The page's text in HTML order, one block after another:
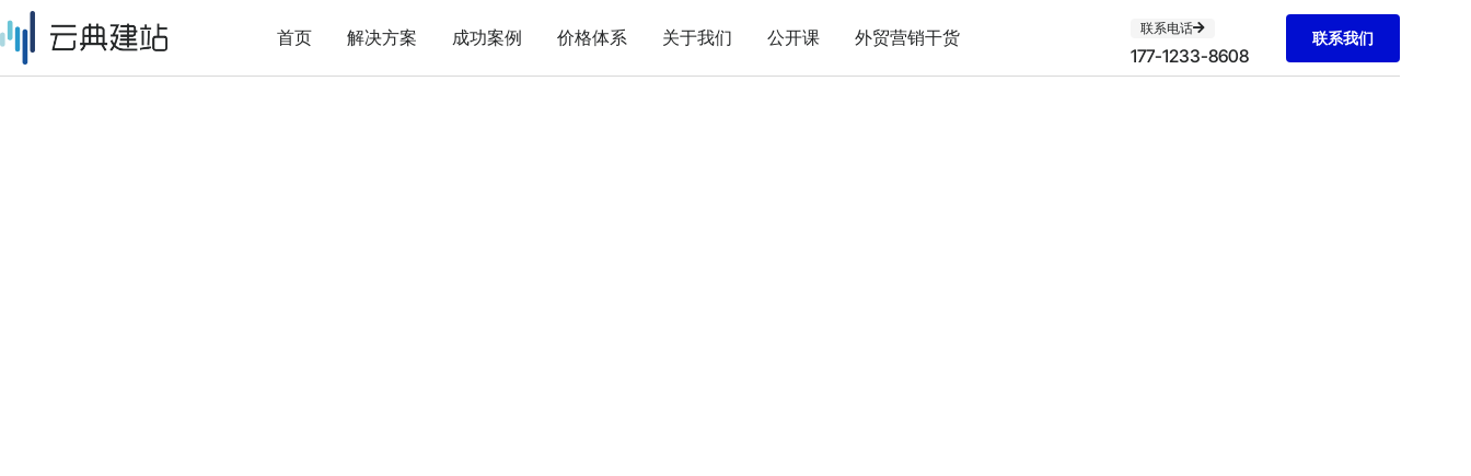
首页 解决方案 成功案例 价格体系 关于我们 公开课 外贸营销干货 联系电话
177-1233-8608
联系我们